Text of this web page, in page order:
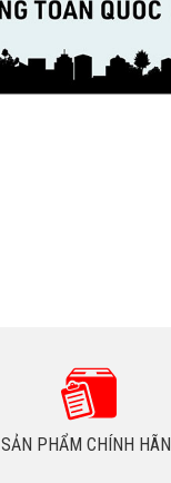
SẢN PHẨM CHÍNH